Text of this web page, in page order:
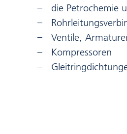
die Petrochemie
Ventile,
Kompressoren